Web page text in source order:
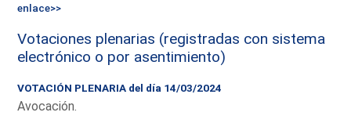
enlace>>
Votaciones plenarias (registradas con sistema
electrónico o por asentimiento)
VOTACIÓN PLENARIA del día 14/03/2024
Avocación.